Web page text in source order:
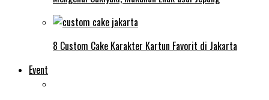
8 Custom Cake Karakter Kartun Favorit di Jakarta
Event